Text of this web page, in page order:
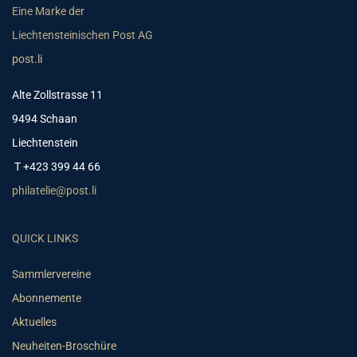
Eine Marke der
Liechtensteinischen Post AG
post.li
Alte Zollstrasse 11
9494 Schaan
Liechtenstein
T +423 399 44 66
philatelie@post.li
QUICK LINKS
Sammlervereine
Abonnemente
Aktuelles
Neuheiten-Broschüre